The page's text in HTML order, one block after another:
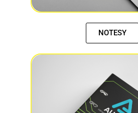
NOTESY